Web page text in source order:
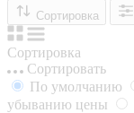
Сортировка
Сортировка
Сортировать
По умолчанию
убыванию цены